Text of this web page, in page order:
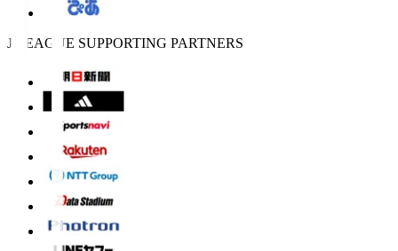
J.LEAGUE SUPPORTING PARTNERS